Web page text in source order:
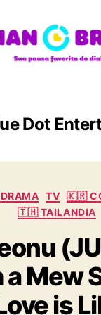
A
N
R
A
K
Dot
C
a
t
g
o
r
i
TV
🇰🇷
🇹🇭 TAILANDIA
a Mew
is